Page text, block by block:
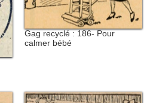
Gag recyclé : 186- Pour
calmer bébé